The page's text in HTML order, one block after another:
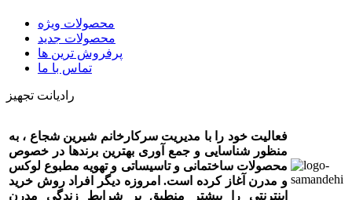
محصولات ویژه
محصولات جدید
پرفروش ترین‌ ها
تماس با ما
رادیانت تجهیز
فعالیت خود را با مدیریت سرکارخانم شیرین شجاع ، به
منظور شناسایی و جمع آوری بهترین برندها در خصوص
محصولات ساختمانی و تاسیساتی و تهویه مطبوع لوکس
و مدرن آغاز کرده است. امروزه دیگر افراد روش خرید
اینترنتی را بیشتر منطبق بر شرایط زندگی مدرن